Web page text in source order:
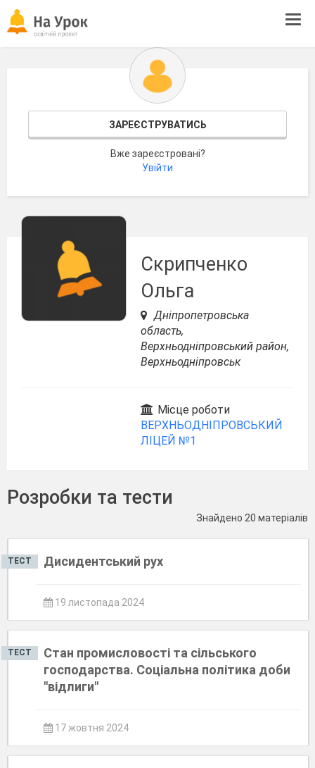
ЗАРЕЄСТРУВАТИСЬ
Вже зареєстровані?
Увійти
Скрипченко
Ольга
Дніпропетровська
область,
Верхньодніпровський район,
Верхньодніпровськ
Місце роботи
ВЕРХНЬОДНІПРОВСЬКИЙ
ЛІЦЕЙ №1
Розробки та тести
Знайдено 20 матеріалів
ТЕСТ Дисидентський рух
19 листопада 2024
ТЕСТ
Стан промисловості та сільського
господарства. Соціальна політика доби
"відлиги"
17 жовтня 2024